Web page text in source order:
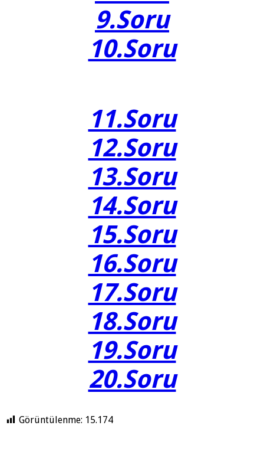
9.Soru
10.Soru
11.Soru
12.Soru
13.Soru
14.Soru
15.Soru
16.Soru
17.Soru
18.Soru
19.Soru
20.Soru
Görüntülenme: 15.174